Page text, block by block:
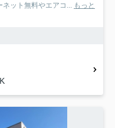
ット無料やエアコ... もっと